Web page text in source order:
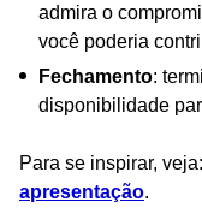
admira o
você poderia
Fechamento:
disponibilidade
Para se inspirar, veja:
apresentação.